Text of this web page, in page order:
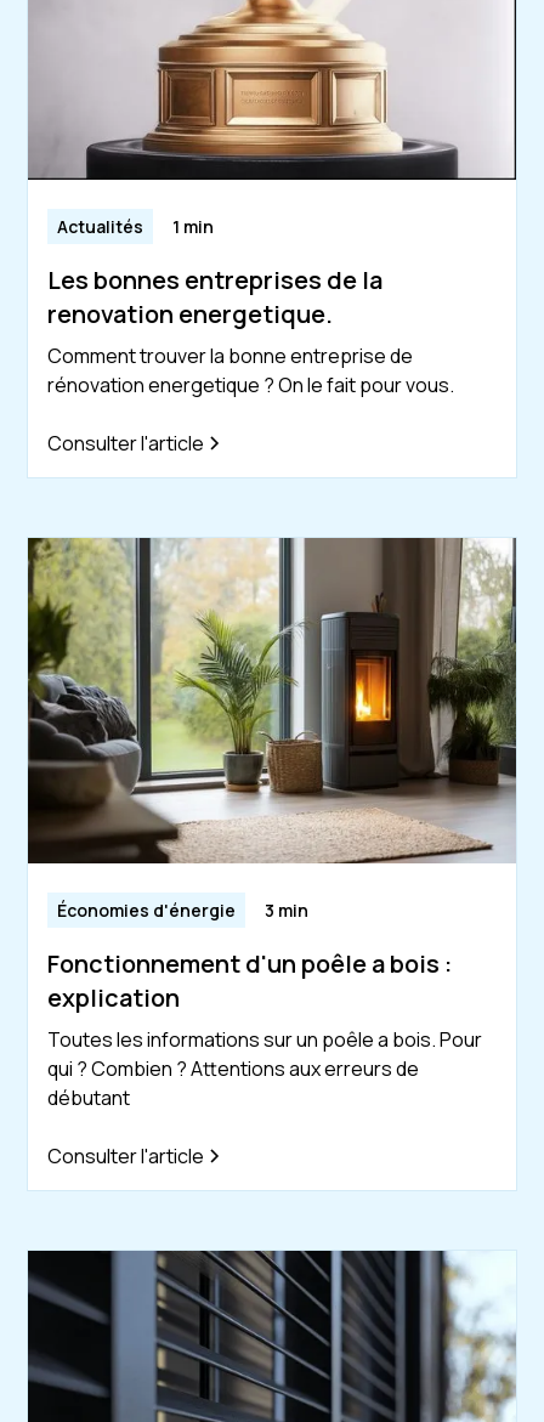
Actualités 1 min
Les bonnes entreprises de la
renovation energetique.
Comment trouver la bonne entreprise de
rénovation energetique ? On le fait pour vous.
Consulter l'article
Économies d'énergie 3 min
Fonctionnement d'un poêle a bois :
explication
Toutes les informations sur un poêle a bois. Pour
qui ? Combien ? Attentions aux erreurs de
débutant
Consulter l'article